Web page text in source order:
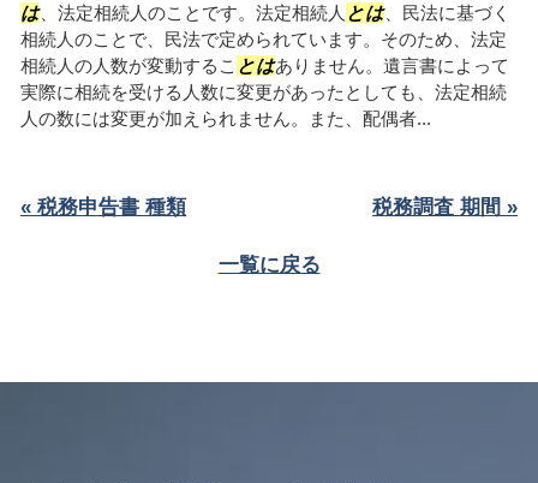
は、法定相続人のことです。法定相続人 とは、民法に基づく
相続人のことで、民法で定められています。そのため、法定
相続人の人数が変動するこ とはありません。遺言書によって
実際に相続を受ける人数に変更があったとしても、法定相続
人の数には変更が加えられません。また、配偶者...
« 税務申告書 種類 税務調査 期間 »
一覧に戻る